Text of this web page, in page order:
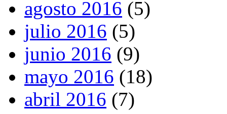
agosto 2016 (5)
julio 2016 (5)
junio 2016 (9)
mayo 2016 (18)
abril 2016 (7)